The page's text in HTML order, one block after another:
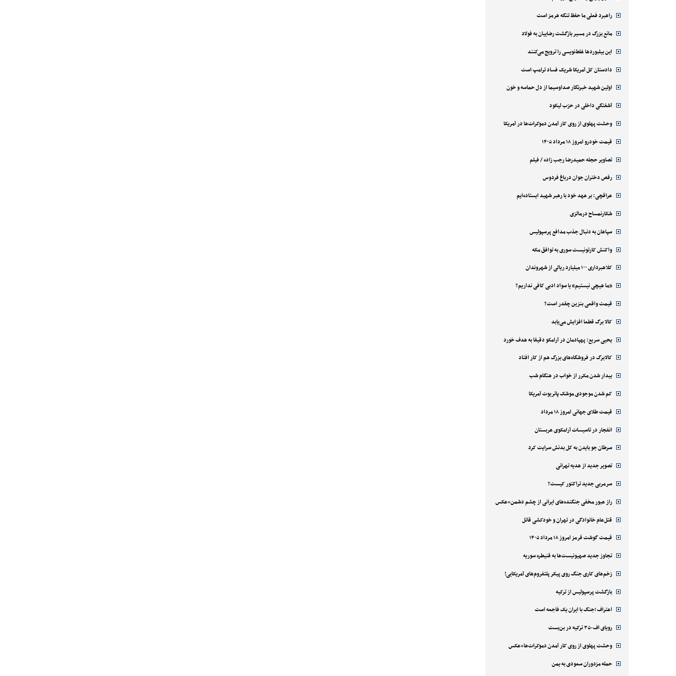
راهبرد فعلی ما حفظ تنگه هرمز است
مانع بزرگ در مسیر بازگشت رضاییان به فولاد
این بیلبوردها غلط‌نویسی را ترویج می‌کنند
دادستان کل آمریکا شریک فساد ترامپ است
اولین شهید خبرنگار صداوسیما از دل حماسه و خون
آشفتگی داخلی در حزب لیکود
وحشت پهلوی از روی کار آمدن دموکرات‌ها در آمریکا
قیمت خودرو امروز ۱۸ مرداد ۱۴۰۵
تصاویر حجله حمیدرضا رجب زاده / فیلم
رقص دختران جوان درباغ فردوس
عراقچی: بر عهد خود با رهبر شهید ایستاده‌ایم
شکارنمساح درمالزی
سپاهان به دنبال جذب مدافع پرسپولیس
واکنش کارتونیست سوری به توافق مکه
کلاهبرداری ۱۰۰ میلیارد ریالی از شهروندان
«ما هیچی نیستیم» یا سواد ادبی کافی نداریم؟
قیمت واقعی بنزین چقدر است؟
کالا برگ قطعا افزایش می‌یابد
یحیی سریع: پهپادمان در آرامکو دقیقا به هدف خورد
کالابرگ در فروشگاه‌های بزرگ هم از کار افتاد
بیدار شدن مکرر از خواب در هنگام شب
کم شدن موجودی موشک پاتریوت آمریکا
قیمت طلای جهانی امروز ۱۸ مرداد
انفجار در تاسیسات آرامکوی عربستان
سرطان جو بایدن به کل بدنش سرایت کرد
تصویر جدید از هدیه تهرانی
سرمربی جدید تراکتور کیست؟
راز عبور مخفی جنگنده‌های ایرانی از چشم دشمن+عکس
قتل‌‌عام خانوادگی در تهران و خودکشی قاتل
قیمت گوشت قرمز امروز ۱۸ مرداد ۱۴۰۵
تجاوز جدید صهیونیست‌ها به قنیطره سوریه
زخم‌های کاری جنگ روی پیکر پلتفروم‌های آمریکایی!
بازگشت پرسپولیس از ترکیه
اعتراف ؛جنگ با ایران یک فاجعه است
رویای اف-۳۵ ترکیه در بن‌بست
وحشت پهلوی از روی کار آمدن دموکرات‌ها+عکس
حمله مزدوران سعودی به یمن